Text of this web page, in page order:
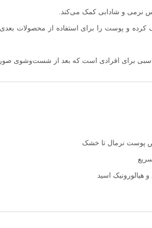
پوست آماده کردن پوست برای مراحل
حس نرمی و شادابی کمک می‌کند.
کرده و پوست را برای استفاده از محصولات
مناسبی برای افرادی است که بعد از
پوست نرمال تا خشک
هیالورونیک اسید